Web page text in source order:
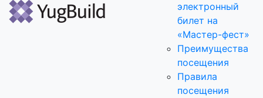
электронный
билет на
«Мастер-фест»
Преимущества
посещения
Правила
посещения